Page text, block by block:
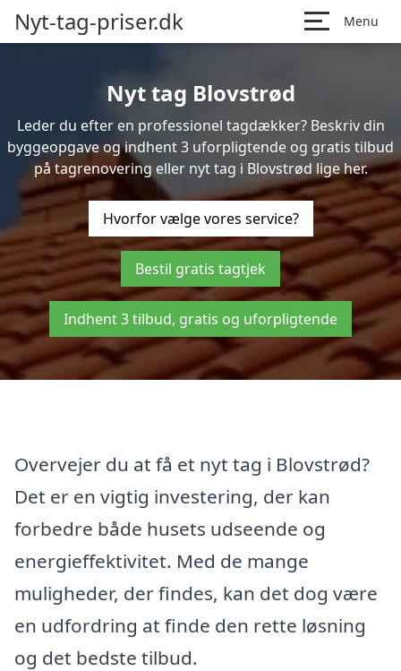
Nyt-tag-priser.dk Menu
Nyt tag Blovstrød
Leder du efter en professionel tagdækker? Beskriv din
byggeopgave og indhent 3 uforpligtende og gratis tilbud
på tagrenovering eller nyt tag i Blovstrød lige her.
Hvorfor vælge vores service?
Bestil gratis tagtjek
Indhent 3 tilbud, gratis og uforpligtende
Overvejer du at få et nyt tag i Blovstrød?
Det er en vigtig investering, der kan
forbedre både husets udseende og
energieffektivitet. Med de mange
muligheder, der findes, kan det dog være
en udfordring at finde den rette løsning
og det bedste tilbud.